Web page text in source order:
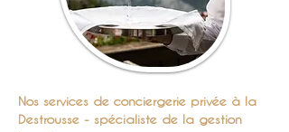
Nos services de conciergerie privée à la
Destrousse - spécialiste de la gestion